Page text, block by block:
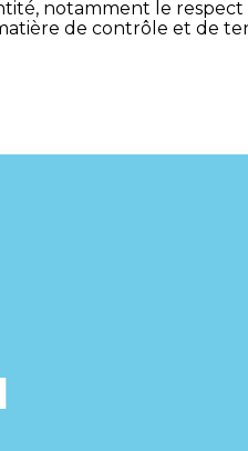
notamment le respect
de contrôle et de